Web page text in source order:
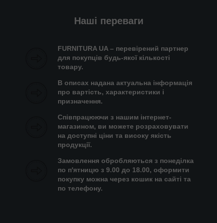
Наші переваги
FURNITURA UA – перевірений партнер
для покупців будь-якої кількості
товару.
В описах надана актуальна інформація
про вартість, характеристики і
призначення.
Співпрацюючи з нашим інтернет-
магазином, ви можете розраховувати
на доступні ціни та високу якість
продукції.
Замовлення обробляються з понеділка
по п'ятницю з 9.00 до 18.00, оформити
покупку можна через кошик на сайті та
по телефону.